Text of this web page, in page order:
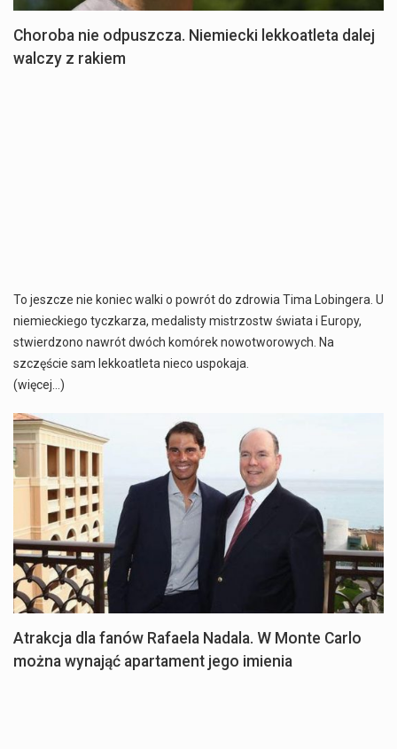
Choroba nie odpuszcza. Niemiecki lekkoatleta dalej
walczy z rakiem
To jeszcze nie koniec walki o powrót do zdrowia Tima Lobingera. U
niemieckiego tyczkarza, medalisty mistrzostw świata i Europy,
stwierdzono nawrót dwóch komórek nowotworowych. Na
szczęście sam lekkoatleta nieco uspokaja.
(więcej…)
Atrakcja dla fanów Rafaela Nadala. W Monte Carlo
można wynająć apartament jego imienia